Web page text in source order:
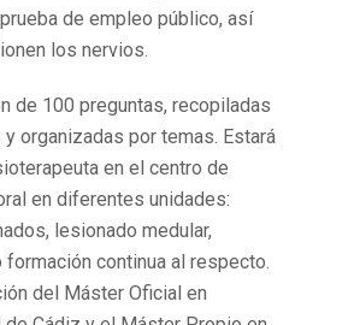
de empleo público, así
los nervios.
de 100 preguntas, recopiladas
organizadas por temas. Estará
en el centro de
en diferentes unidades:
lesionado medular,
continua al respecto.
del Máster Oficial en